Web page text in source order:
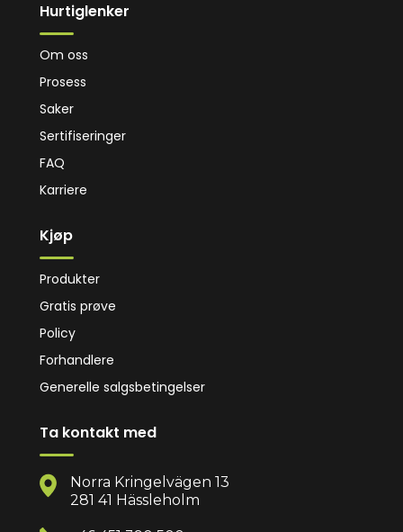
Hurtiglenker
Om oss
Prosess
Saker
Sertifiseringer
FAQ
Karriere
Kjøp
Produkter
Gratis prøve
Policy
Forhandlere
Generelle salgsbetingelser
Ta kontakt med
Norra Kringelvägen 13
281 41 Hässleholm